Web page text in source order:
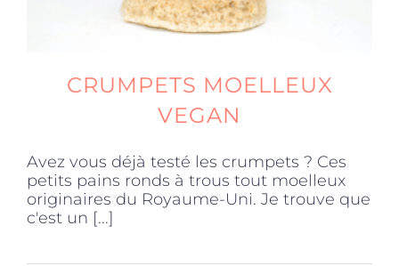
Accessoires
Offres
CRUMPETS MOELLEUX
VEGAN
Avez vous déjà testé les crumpets ? Ces
petits pains ronds à trous tout moelleux
originaires du Royaume-Uni. Je trouve que
c'est un [...]